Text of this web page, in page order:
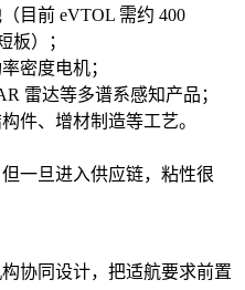
目前 eVTOL 需约 400
板）；
密度电机；
雷达等多谱系感知产品；
件、增材制造等工艺。
一旦进入供应链，粘性很
协同设计，把适航要求前置